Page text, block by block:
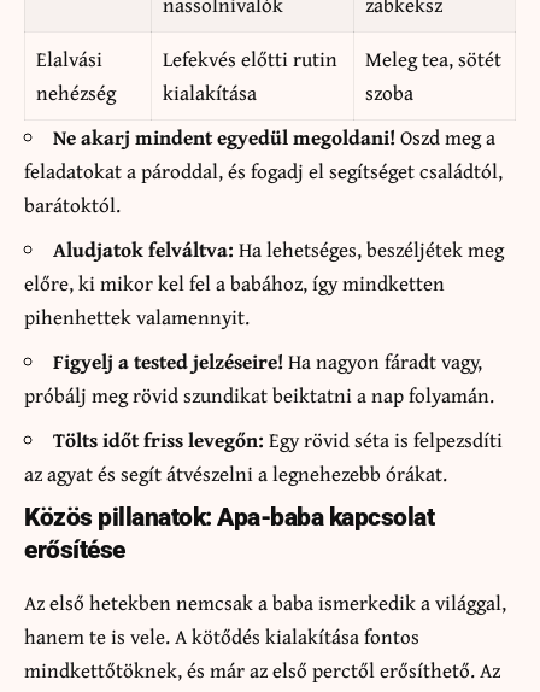
Elalvási
nehézség
Lefekvés előtti rutin
kialakítása
Meleg tea, sötét
szoba
Ne akarj mindent egyedül megoldani! Oszd meg a
feladatokat a pároddal, és fogadj el segítséget családtól,
barátoktól.
Aludjatok felváltva: Ha lehetséges, beszéljétek meg
előre, ki mikor kel fel a babához, így mindketten
pihenhettek valamennyit.
Figyelj a tested jelzéseire! Ha nagyon fáradt vagy,
próbálj meg rövid szundikat beiktatni a nap folyamán.
Tölts időt friss levegőn: Egy rövid séta is felpezsdíti
az agyat és segít átvészelni a legnehezebb órákat.
Közös pillanatok: Apa-baba kapcsolat
erősítése
Az első hetekben nemcsak a baba ismerkedik a világgal,
hanem te is vele. A kötődés kialakítása fontos
mindkettőtöknek, és már az első perctől erősíthető. Az